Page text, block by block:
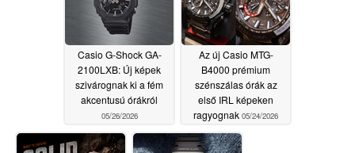
Casio G-Shock GA-
2100LXB: Új képek
szivárognak ki a fém
akcentusú órákról
05/26/2026
Az új Casio MTG-
B4000 prémium
szénszálas órák az
első IRL képeken
ragyognak 05/24/2026